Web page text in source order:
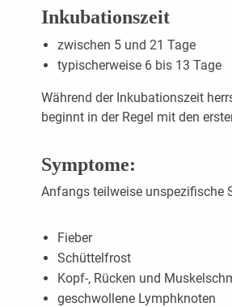
Inkubationszeit
zwischen 5 und 21 Tage
typischerweise 6 bis 13 Tage
Während der Inkubationszeit
beginnt in der Regel mit den
Symptome:
Anfangs teilweise unspezifische
Fieber
Schüttelfrost
Kopf-, Rücken und
geschwollene Lymphknoten